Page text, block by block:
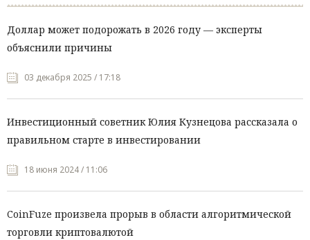
Доллар может подорожать в 2026 году — эксперты
объяснили причины
03 декабря 2025 / 17:18
Инвестиционный советник Юлия Кузнецова рассказала о
правильном старте в инвестировании
18 июня 2024 / 11:06
CoinFuze произвела прорыв в области алгоритмической
торговли криптовалютой